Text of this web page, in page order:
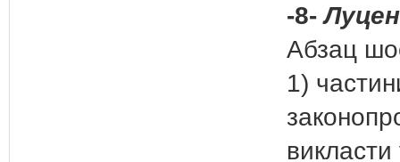
-8-
Абзац
1)
викласти